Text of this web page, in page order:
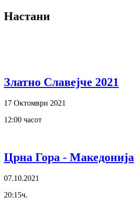
Настани
Златно Славејче 2021
17 Октомври 2021
12:00 часот
Црна Гора - Македонија
07.10.2021
20:15ч.